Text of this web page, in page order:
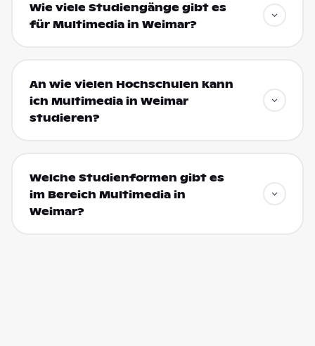
Wie viele Studiengänge gibt es
für Multimedia in Weimar?
An wie vielen Hochschulen kann
ich Multimedia in Weimar
studieren?
Welche Studienformen gibt es
im Bereich Multimedia in
Weimar?